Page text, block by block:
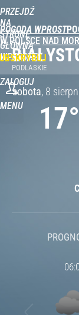
PRZEJDŹ
NA
STRONĘ
GŁÓWNĄ
WPROST.PL
POGODA WPROST
W POLSCE NAD
ZALOGUJ
MENU
PODLASKIE
sobota, 8
17°